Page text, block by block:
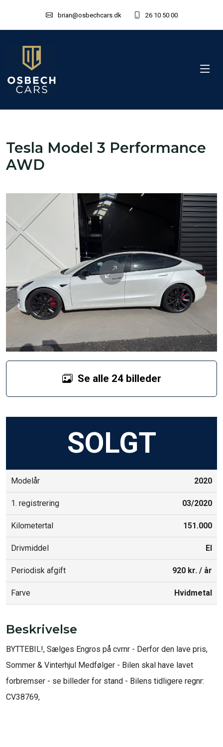
brian@osbechcars.dk 26 10 50 00
Tesla Model 3 Performance
AWD
Se alle 24 billeder
SOLGT
Modelår 2020
1. registrering 03/2020
Kilometertal 151.000
Drivmiddel El
Periodisk afgift 920 kr. / år
Farve Hvidmetal
Beskrivelse
BYTTEBIL!, Sælges Engros på cvrnr - Derfor den lave pris,
Sommer & Vinterhjul Medfølger - Bilen skal have lavet
forbremser - se billeder for stand - Bilens tidligere regnr:
CV38769,